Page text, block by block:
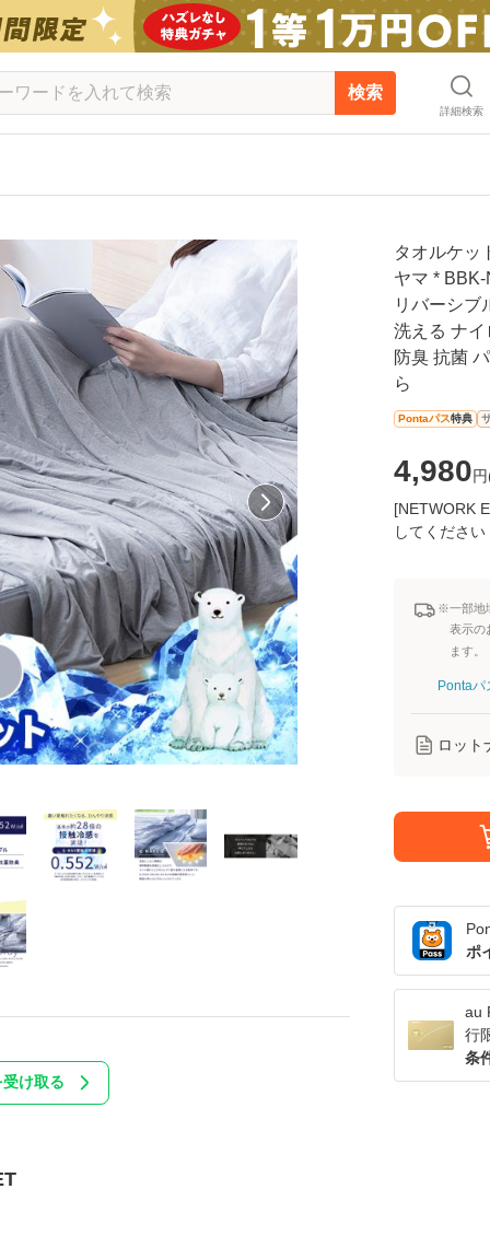
検索
詳細検索
タオルケッ
ヤマ *
リバーシブ
洗える ナ
防臭 抗菌
ら
Pontaパス特典
4,980
[NETWORK
してください
※一部地
表示の
ます。
Ponta
ロット
ポ
au
行
条
け取る